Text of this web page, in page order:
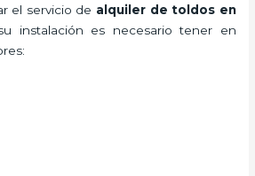
el servicio de alquiler de toldos en
instalación es necesario tener en